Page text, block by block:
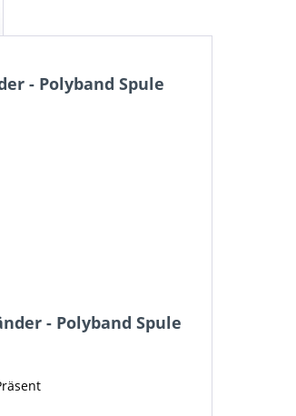
- Polyband Spule
- Polyband Spule